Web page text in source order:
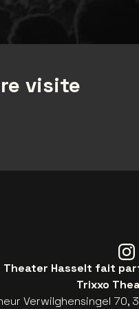
visite
Theater Hasselt fait
Trixxo
Verwilghensingel 70,